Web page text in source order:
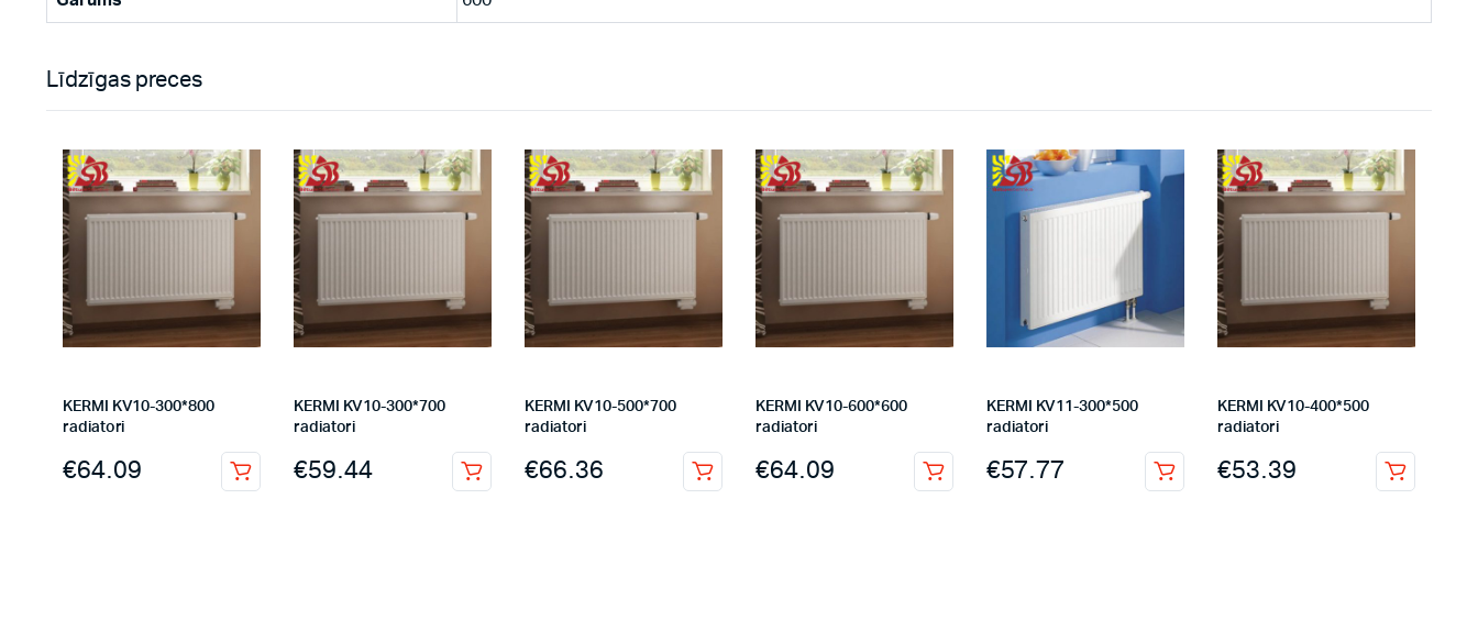
Līdzīgas preces
KERMI KV10-300*800
radiatori
€64.09
KERMI KV10-300*700
radiatori
€59.44
KERMI KV10-500*700
radiatori
€66.36
KERMI KV10-600*600
radiatori
€64.09
KERMI KV11-300*500
radiatori
€57.77
KERMI KV10-400*500
radiatori
€53.39